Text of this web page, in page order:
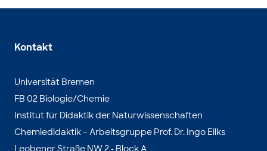
Kontakt
Universität Bremen
FB 02 Biologie/Chemie
Institut für Didaktik der Naturwissenschaften
Chemiedidaktik – Arbeitsgruppe Prof. Dr. Ingo Eilks